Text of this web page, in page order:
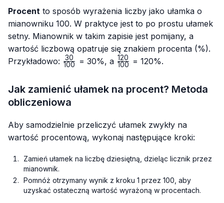
Procent to sposób wyrażenia liczby jako ułamka o
mianowniku 100. W praktyce jest to po prostu ułamek
setny. Mianownik w takim zapisie jest pomijany, a
wartość liczbową opatruje się znakiem procenta (%).
Przykładowo: \frac{30}
100
30 = 30%, a \frac{120}
100
120 = 120%.
Jak zamienić ułamek na procent? Metoda
obliczeniowa
Aby samodzielnie przeliczyć ułamek zwykły na
wartość procentową, wykonaj następujące kroki:
Zamień ułamek na liczbę dziesiętną, dzieląc licznik przez
mianownik.
Pomnóż otrzymany wynik z kroku 1 przez 100, aby
uzyskać ostateczną wartość wyrażoną w procentach.